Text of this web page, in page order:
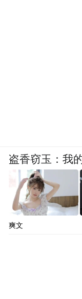
盗香窃玉：我
爽文